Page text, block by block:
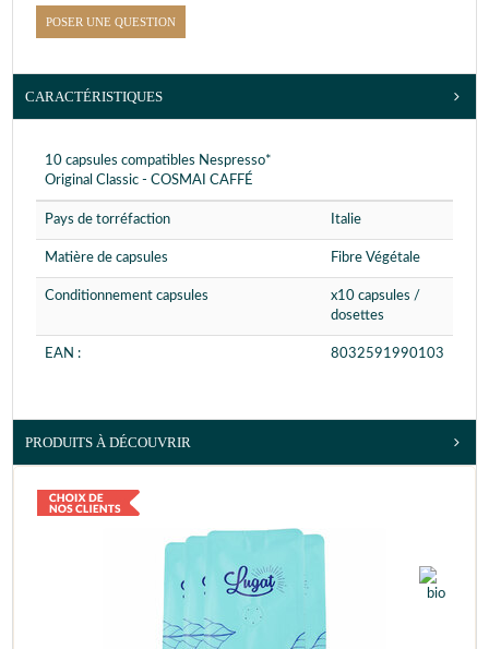
POSER UNE QUESTION
CARACTÉRISTIQUES
10 capsules compatibles Nespresso*
Original Classic - COSMAI CAFFÉ
Pays de torréfaction Italie
Matière de capsules Fibre Végétale
Conditionnement capsules
x10 capsules /
dosettes
EAN : 8032591990103
PRODUITS À DÉCOUVRIR